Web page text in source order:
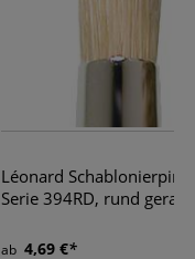
Léonard
Serie 394RD, rund gerade
ab 4,69 €